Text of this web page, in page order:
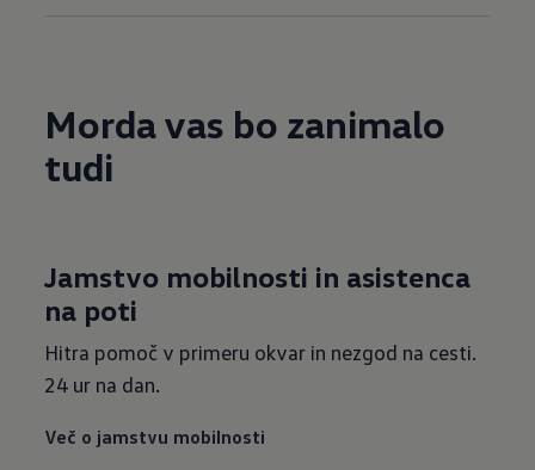
Morda vas bo zanimalo
tudi
Jamstvo mobilnosti in asistenca
na poti
Hitra pomoč v primeru okvar in nezgod na cesti.
24 ur na dan.
Več o jamstvu mobilnosti